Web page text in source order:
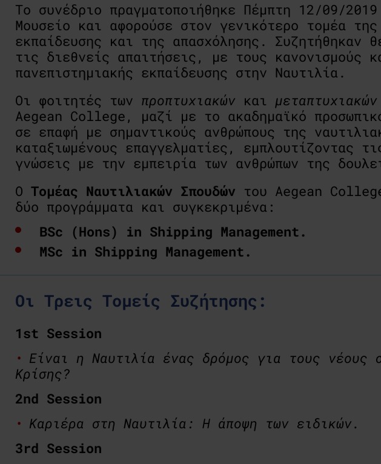
Το συνέδριο πραγματοποιήθηκε Πέμπτη 12/09/
Μουσείο και αφορούσε στον γενικότερο τομέα
εκπαίδευσης και της απασχόλησης. Συζητήθηκαν
τις διεθνείς απαιτήσεις, με τους κανονισμούς
πανεπιστημιακής εκπαίδευσης στην Ναυτιλία.
Οι φοιτητές των προπτυχιακών και μεταπτυχιακών
Aegean College, μαζί με το ακαδημαϊκό
σε επαφή με σημαντικούς ανθρώπους της
καταξιωμένους επαγγελματίες, εμπλουτίζοντας
γνώσεις με την εμπειρία των ανθρώπων της
Ο Τομέας Ναυτιλιακών Σπουδών του Aegean
δύο προγράμματα και συγκεκριμένα:
BSc (Hons) in Shipping Management.
MSc in Shipping Management.
Οι Τρεις Τομείς Συζήτησης:
1st Session
Είναι η Ναυτιλία ένας δρόμος για τους νέους
Κρίσης?
2nd Session
Καριέρα στη Ναυτιλία: Η άποψη των ειδικών.
3rd Session